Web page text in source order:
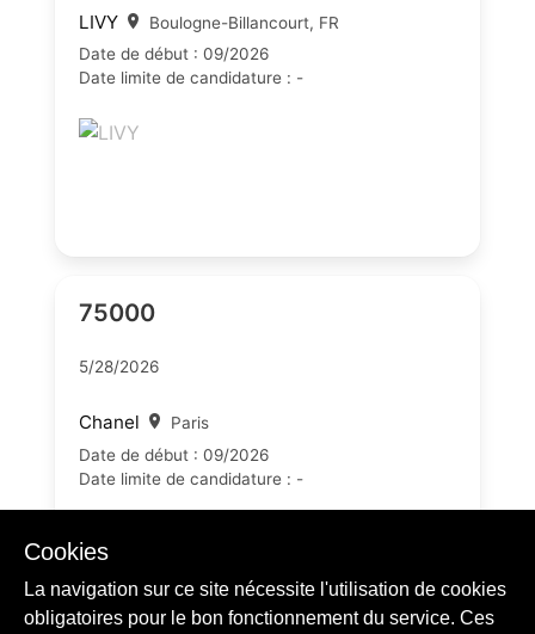
LIVY
Boulogne-Billancourt, FR
Date de début : 09/2026
Date limite de candidature : -
75000
5/28/2026
Chanel
Paris
Date de début : 09/2026
Date limite de candidature : -
Cookies
La navigation sur ce site nécessite l'utilisation de cookies
obligatoires pour le bon fonctionnement du service. Ces